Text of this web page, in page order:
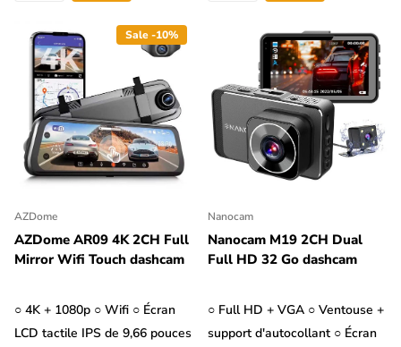
Sale -10%
AZDome
AZDome AR09 4K 2CH Full
Mirror Wifi Touch dashcam
○ 4K + 1080p ○ Wifi ○ Écran
LCD tactile IPS de 9,66 pouces
Nanocam
Nanocam M19 2CH Dual
Full HD 32 Go dashcam
○ Full HD + VGA ○ Ventouse +
support d'autocollant ○ Écran